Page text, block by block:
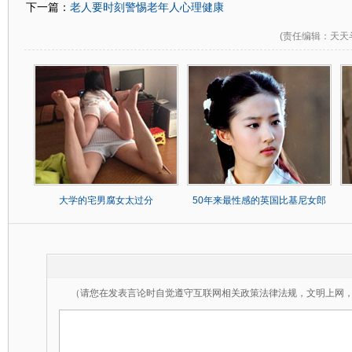
下一篇： 老人要时刻警惕老年人心理健康
(责任编辑 ：天
大学的宅男腐女太过分 50年来最性感的英国比基尼女郎
（请您在发表言论时自觉遵守互联网相关政策法律法规，文明上网